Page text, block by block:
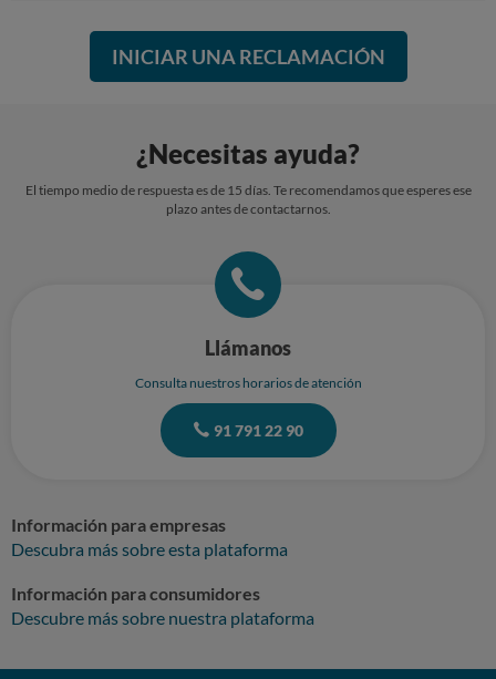
INICIAR UNA RECLAMACIÓN
¿Necesitas ayuda?
El tiempo medio de respuesta es de 15 días. Te recomendamos que esperes ese
plazo antes de contactarnos.
Llámanos
Consulta nuestros horarios de atención
91 791 22 90
Información para empresas
Descubra más sobre esta plataforma
Información para consumidores
Descubre más sobre nuestra plataforma